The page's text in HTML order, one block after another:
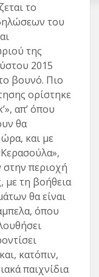
το
του
της
2015
βουνό. Πιο
ορίστηκε
απ’ όπου
θα
και με
στην περιοχή
με τη βοήθεια
θα είναι
όπου
κατόπιν,
παιχνίδια